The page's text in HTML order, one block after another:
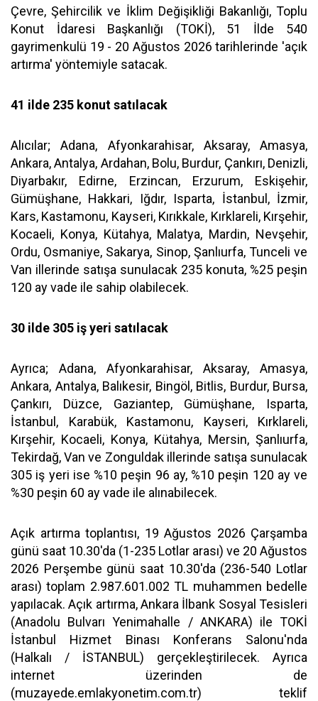
Çevre, Şehircilik ve İklim Değişikliği Bakanlığı, Toplu
Konut İdaresi Başkanlığı (TOKİ), 51 İlde 540
gayrimenkulü 19 - 20 Ağustos 2026 tarihlerinde 'açık
artırma' yöntemiyle satacak.
41 ilde 235 konut satılacak
Alıcılar; Adana, Afyonkarahisar, Aksaray, Amasya,
Ankara, Antalya, Ardahan, Bolu, Burdur, Çankırı, Denizli,
Diyarbakır, Edirne, Erzincan, Erzurum, Eskişehir,
Gümüşhane, Hakkari, Iğdır, Isparta, İstanbul, İzmir,
Kars, Kastamonu, Kayseri, Kırıkkale, Kırklareli, Kırşehir,
Kocaeli, Konya, Kütahya, Malatya, Mardin, Nevşehir,
Ordu, Osmaniye, Sakarya, Sinop, Şanlıurfa, Tunceli ve
Van illerinde satışa sunulacak 235 konuta, %25 peşin
120 ay vade ile sahip olabilecek.
30 ilde 305 iş yeri satılacak
Ayrıca; Adana, Afyonkarahisar, Aksaray, Amasya,
Ankara, Antalya, Balıkesir, Bingöl, Bitlis, Burdur, Bursa,
Çankırı, Düzce, Gaziantep, Gümüşhane, Isparta,
İstanbul, Karabük, Kastamonu, Kayseri, Kırklareli,
Kırşehir, Kocaeli, Konya, Kütahya, Mersin, Şanlıurfa,
Tekirdağ, Van ve Zonguldak illerinde satışa sunulacak
305 iş yeri ise %10 peşin 96 ay, %10 peşin 120 ay ve
%30 peşin 60 ay vade ile alınabilecek.
Açık artırma toplantısı, 19 Ağustos 2026 Çarşamba
günü saat 10.30'da (1-235 Lotlar arası) ve 20 Ağustos
2026 Perşembe günü saat 10.30'da (236-540 Lotlar
arası) toplam 2.987.601.002 TL muhammen bedelle
yapılacak. Açık artırma, Ankara İlbank Sosyal Tesisleri
(Anadolu Bulvarı Yenimahalle / ANKARA) ile TOKİ
İstanbul Hizmet Binası Konferans Salonu'nda
(Halkalı / İSTANBUL) gerçekleştirilecek. Ayrıca
internet üzerinden de
(muzayede.emlakyonetim.com.tr) teklif